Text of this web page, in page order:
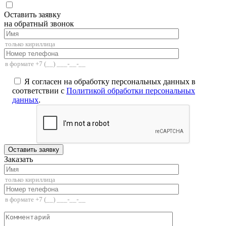
Оставить заявку
на обратный звонок
Я согласен на обработку персональных данных в
соответствии с Политикой обработки персональных
данных.
Заказать